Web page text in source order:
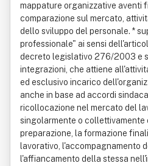
mappature organizzative aventi
comparazione sul mercato,
dello sviluppo del personale. *
professionale" ai sensi
decreto legislativo 276/2003 e
integrazioni, che attiene
ed esclusivo incarico
anche in base ad accordi
ricollocazione nel mercato del
singolarmente o collettivamente
preparazione, la formazione
lavorativo, l'accompagnamento
l'affiancamento della stessa